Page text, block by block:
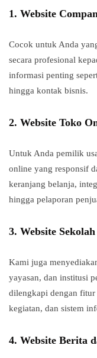
1. Website
Cocok untuk Anda
secara profesional
informasi penting
hingga kontak bisnis.
2. Website Toko
Untuk Anda pemilik
online yang responsif
keranjang belanja,
hingga pelaporan
3. Website
Kami juga
yayasan, dan institusi
dilengkapi dengan
kegiatan, dan sistem
4. Website Berita